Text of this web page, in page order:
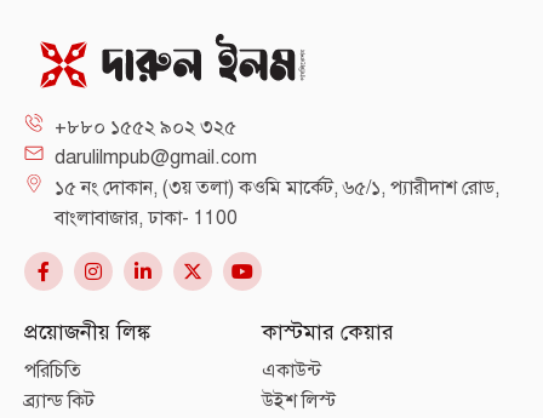
+৮৮০ ১৫৫২ ৯০২ ৩২৫
darulilmpub@gmail.com
১৫ নং দোকান, (৩য় তলা) কওমি মার্কেট, ৬৫/১, প্যারীদাশ রোড,
বাংলাবাজার, ঢাকা- 1100
প্রয়োজনীয় লিঙ্ক
পরিচিতি
ব্র্যান্ড কিট
কাস্টমার কেয়ার
একাউন্ট
উইশ লিস্ট